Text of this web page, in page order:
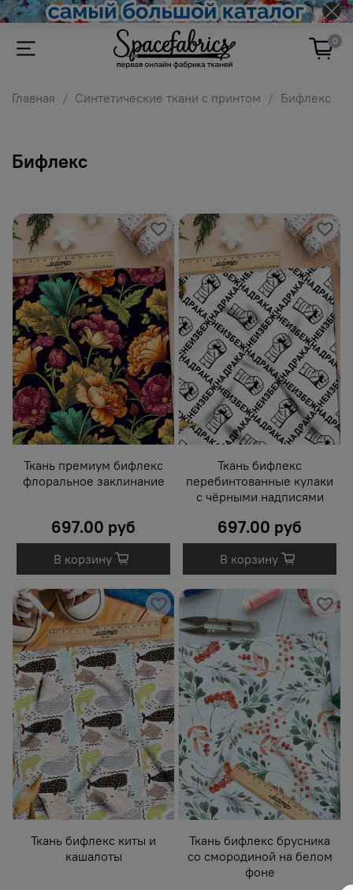
0
Главная Синтетические ткани с принтом Бифлекс
Бифлекс
Ткань премиум бифлекс
флоральное заклинание
697.00 руб
В корзину
Ткань бифлекс
перебинтованные кулаки
с чёрными надписями
697.00 руб
В корзину
Ткань бифлекс киты и
кашалоты
Ткань бифлекс брусника
со смородиной на белом
фоне